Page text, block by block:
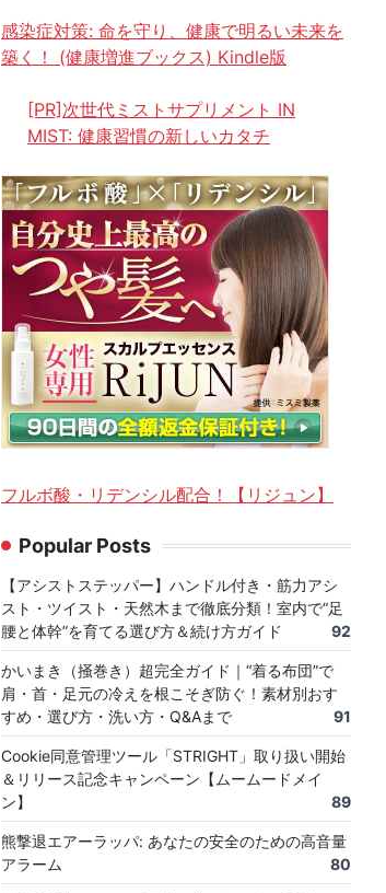
感染症対策: 命を守り、健康で明るい未来を
築く！ (健康増進ブックス) Kindle版
[PR]次世代ミストサプリメント IN
MIST: 健康習慣の新しいカタチ
フルボ酸・リデンシル配合！【リジュン】
Popular Posts
【アシストステッパー】ハンドル付き・筋力アシ
スト・ツイスト・天然木まで徹底分類！室内で“足
腰と体幹”を育てる選び方＆続け方ガイド
92
かいまき（掻巻き）超完全ガイド｜“着る布団”で
肩・首・足元の冷えを根こそぎ防ぐ！素材別おす
すめ・選び方・洗い方・Q&Aまで
91
Cookie同意管理ツール「STRIGHT」取り扱い開始
＆リリース記念キャンペーン【ムームードメイ
ン】
89
熊撃退エアーラッパ: あなたの安全のための高音量
アラーム
80